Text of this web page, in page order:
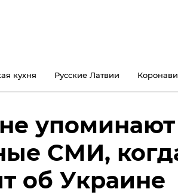
кухня Русские Латвии
упоминают
СМИ,
об Украине